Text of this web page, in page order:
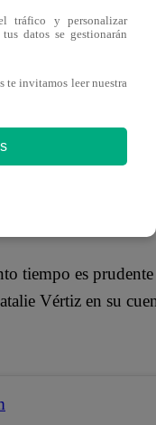
publicó un
la que ha sido
tiempo es
Vértiz en su
tráfico y personalizar
, tus datos se gestionarán
te invitamos leer nuestra